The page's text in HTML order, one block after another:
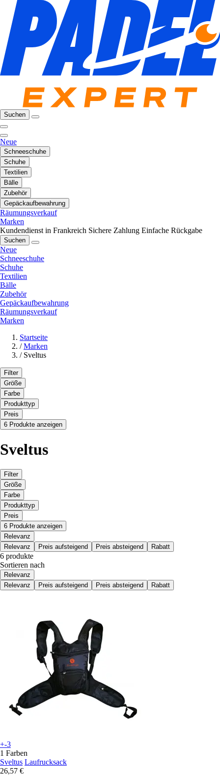
Suchen
Neue
Schneeschuhe
Schuhe
Textilien
Bälle
Zubehör
Gepäckaufbewahrung
Räumungsverkauf
Marken
Kundendienst in Frankreich Sichere Zahlung Einfache Rückgabe
Suchen
Neue
Schneeschuhe
Schuhe
Textilien
Bälle
Zubehör
Gepäckaufbewahrung
Räumungsverkauf
Marken
Startseite
/ Marken
/ Sveltus
Filter
Größe
Farbe
Produkttyp
Preis
6 Produkte anzeigen
Sveltus
Filter
Größe
Farbe
Produkttyp
Preis
6 Produkte anzeigen
Relevanz
Relevanz
Preis aufsteigend Preis absteigend Rabatt
6 produkte
Sortieren nach
Relevanz
Relevanz
Preis aufsteigend Preis absteigend Rabatt
+-3
1 Farben
Sveltus Laufrucksack
26,57 €